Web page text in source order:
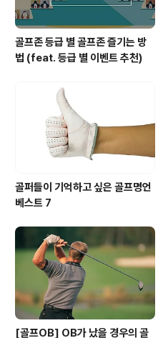
골프존 등급 별 골프존 즐기는 방
법 (feat. 등급 별 이벤트 추천)
골퍼들이 기억하고 싶은 골프명언
베스트 7
[골프OB] OB가 났을 경우의 골